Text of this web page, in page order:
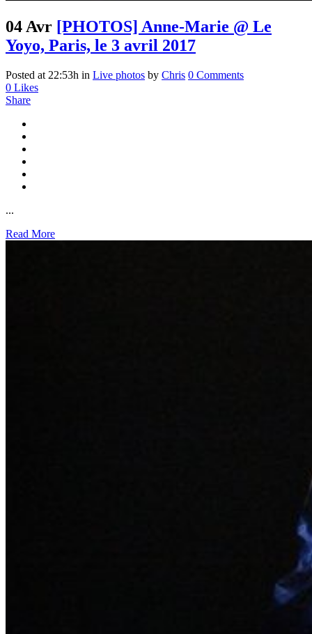
04 Avr [PHOTOS] Anne-Marie @ Le
Yoyo, Paris, le 3 avril 2017
Posted at 22:53h in Live photos by Chris 0 Comments
0 Likes
Share
...
Read More